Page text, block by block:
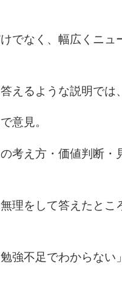
でなく、幅広くニュ
えるような説明では
意見。
考え方・価値判断・
理をして答えたとこ
強不足でわからない